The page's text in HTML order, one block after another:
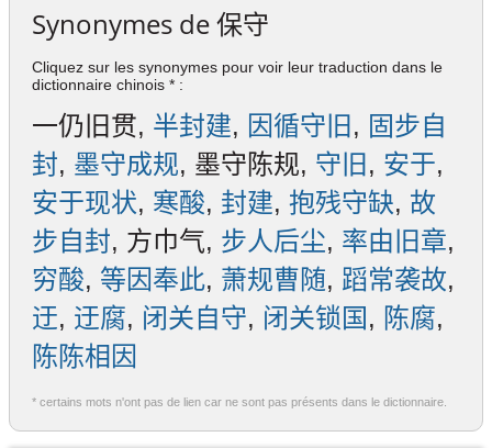
Synonymes de保守
Cliquez sur les synonymes pour voir leur traduction dans le
dictionnaire chinois * :
一仍旧贯, 半封建, 因循守旧 , 固步自
封, 墨守成规, 墨守陈规, 守旧 , 安于,
安于现状, 寒酸, 封建, 抱残守缺, 故
步自封, 方巾气, 步人后尘, 率由旧章,
穷酸, 等因奉此, 萧规曹随, 蹈常袭故,
迂, 迂腐, 闭关自守, 闭关锁国 , 陈腐,
陈陈相因
* certains mots n'ont pas de lien car ne sont pas présents dans le dictionnaire.